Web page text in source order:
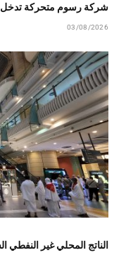
شركة رسوم متحركة تدخل
03/08/2026
الناتج المحلي غير النفطي